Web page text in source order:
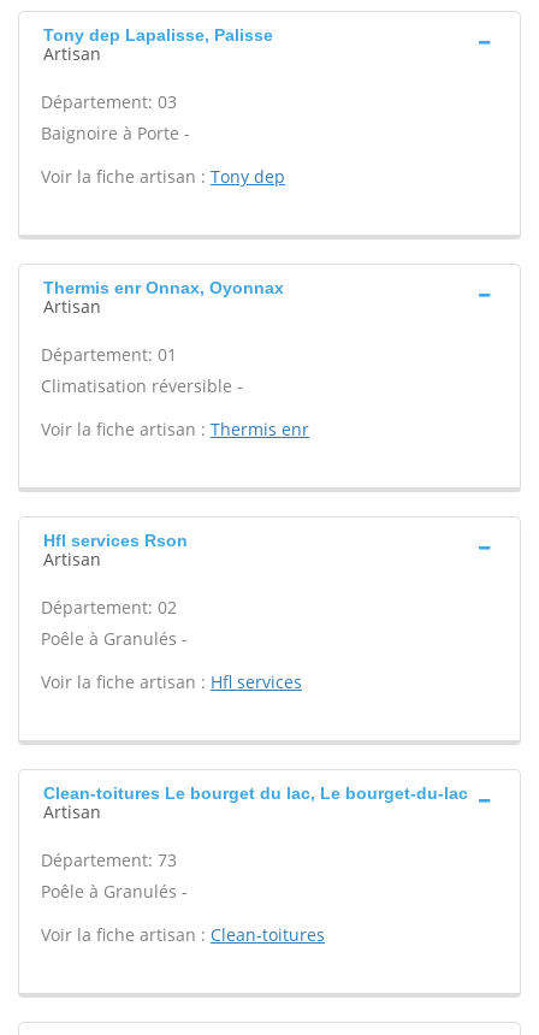
Tony dep Lapalisse, Palisse
Artisan
Département: 03
Baignoire à Porte -
Voir la fiche artisan : Tony dep
Thermis enr Onnax, Oyonnax
Artisan
Département: 01
Climatisation réversible -
Voir la fiche artisan : Thermis enr
Hfl services Rson
Artisan
Département: 02
Poêle à Granulés -
Voir la fiche artisan : Hfl services
Clean-toitures Le bourget du lac, Le bourget-du-lac
Artisan
Département: 73
Poêle à Granulés -
Voir la fiche artisan : Clean-toitures